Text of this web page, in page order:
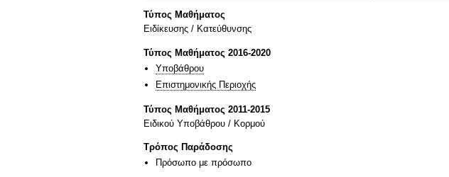
Τύπος Μαθήματος
Eιδίκευσης / Kατεύθυνσης
Τύπος Μαθήματος 2016-2020
Υποβάθρου
Επιστημονικής Περιοχής
Τύπος Μαθήματος 2011-2015
Ειδικού Υποβάθρου / Κορμού
Τρόπος Παράδοσης
Πρόσωπο με πρόσωπο